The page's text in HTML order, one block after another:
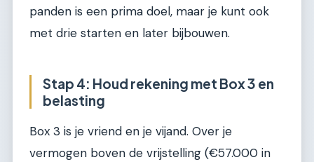
panden is een prima doel, maar je kunt ook
met drie starten en later bijbouwen.
Stap 4: Houd rekening met Box 3 en
belasting
Box 3 is je vriend en je vijand. Over je
vermogen boven de vrijstelling (€57.000 in